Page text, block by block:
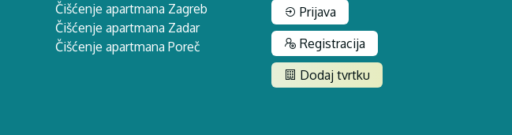
Čišćenje apartmana Zagreb
Čišćenje apartmana Zadar
Čišćenje apartmana Poreč
Prijava
Registracija
Dodaj tvrtku